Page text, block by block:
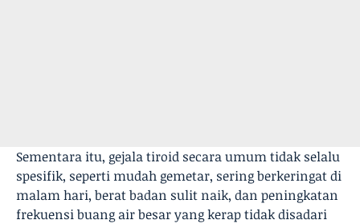
Sementara itu, gejala tiroid secara umum tidak selalu
spesifik, seperti mudah gemetar, sering berkeringat di
malam hari, berat badan sulit naik, dan peningkatan
frekuensi buang air besar yang kerap tidak disadari